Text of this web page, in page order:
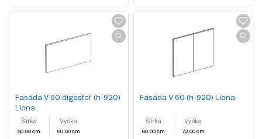
Fasáda V 60 digestoř (h-920)
Liona
Šířka
60.00 cm
Výška
60.00 cm
Fasáda V 60 (h-920) Liona
Šířka
60.00 cm
Výška
72.00 cm